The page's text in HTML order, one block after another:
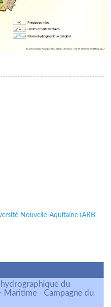
Nouvelle-Aquitaine (ARB
du
Maritime - Campagne du